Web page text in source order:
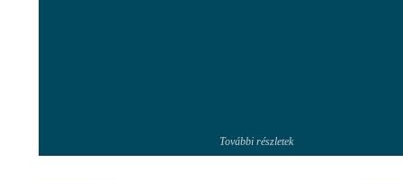
További részletek